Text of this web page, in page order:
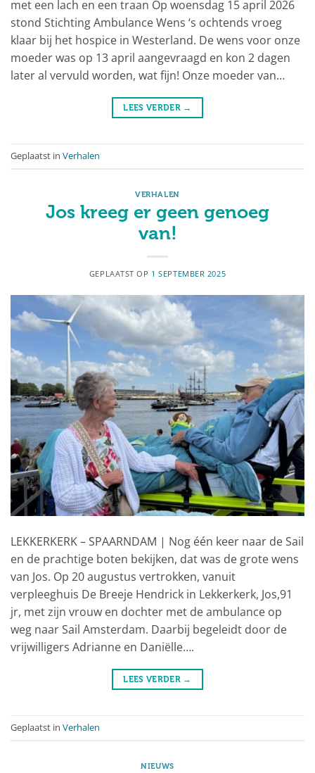
met een lach en een traan Op woensdag 15 april 2026
stond Stichting Ambulance Wens ‘s ochtends vroeg
klaar bij het hospice in Westerland. De wens voor onze
moeder was op 13 april aangevraagd en kon 2 dagen
later al vervuld worden, wat fijn! Onze moeder van…
LEES VERDER →
Geplaatst in Verhalen
VERHALEN
Jos kreeg er geen genoeg
van!
GEPLAATST OP 1 SEPTEMBER 2025
LEKKERKERK – SPAARNDAM | Nog één keer naar de Sail
en de prachtige boten bekijken, dat was de grote wens
van Jos. Op 20 augustus vertrokken, vanuit
verpleeghuis De Breeje Hendrick in Lekkerkerk, Jos,91
jr, met zijn vrouw en dochter met de ambulance op
weg naar Sail Amsterdam. Daarbij begeleidt door de
vrijwilligers Adrianne en Daniëlle….
LEES VERDER →
Geplaatst in Verhalen
NIEUWS